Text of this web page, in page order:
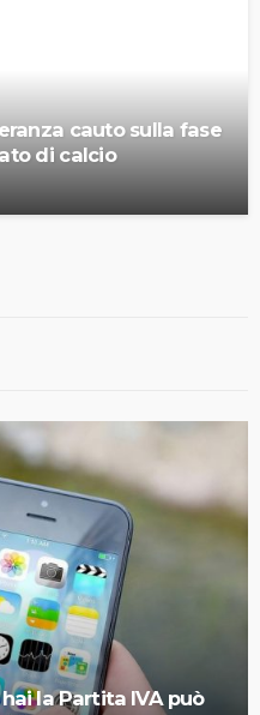
cauto sulla fase
di calcio
la Partita IVA può